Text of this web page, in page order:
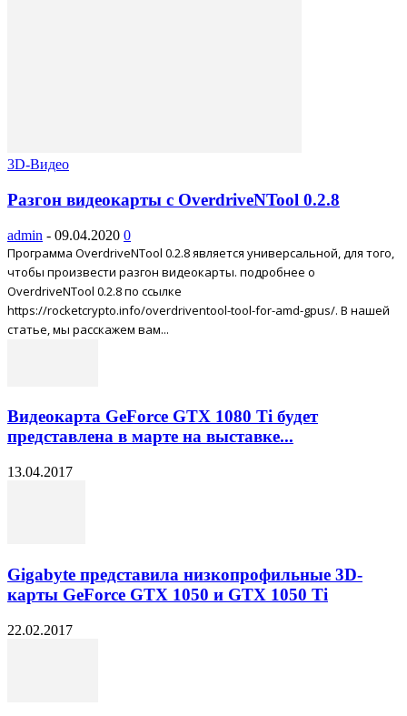
3D-Видео
Разгон видеокарты с OverdriveNTool 0.2.8
admin - 09.04.2020 0
Программа OverdriveNTool 0.2.8 является универсальной, для того,
чтобы произвести разгон видеокарты. подробнее о
OverdriveNTool 0.2.8 по ссылке
https://rocketcrypto.info/overdriventool-tool-for-amd-gpus/. В нашей
статье, мы расскажем вам...
Видеокарта GeForce GTX 1080 Ti будет
представлена в марте на выставке...
13.04.2017
Gigabyte представила низкопрофильные 3D-
карты GeForce GTX 1050 и GTX 1050 Ti
22.02.2017